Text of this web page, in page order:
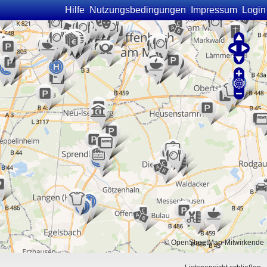
Hilfe Nutzungsbedingungen Impressum Login
©OpenStreetMap-Mitwirkende